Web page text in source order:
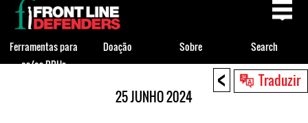
< Traduzir
25 JUNHO 2024
to
top
Ferramentas para
os/as DDHs
Doação Sobre Search